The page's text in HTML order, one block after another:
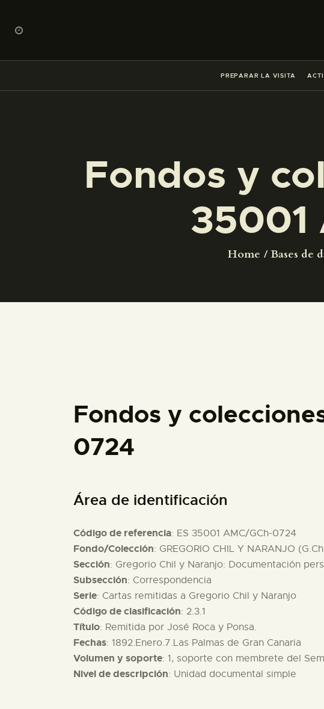
PREPARAR LA VISITA
Fondos y
35001
Home Bases de
█
Fondos y
0724
Área de identificación
Código de referencia: ES 35001 AMC/GCh-0724
Fondo/Colección: GREGORIO CHIL Y NARANJO
Sección: Gregorio Chil y Naranjo: Documentación
Subsección: Correspondencia
Serie: Cartas remitidas a Gregorio Chil y Naranjo
Código de clasificación: 2.3.1
Título: Remitida por José Roca y Ponsa.
Fechas: 1892.Enero.7.Las Palmas de Gran Canaria
Volumen y soporte: 1, soporte con membrete del
Nivel de descripción: Unidad documental simple